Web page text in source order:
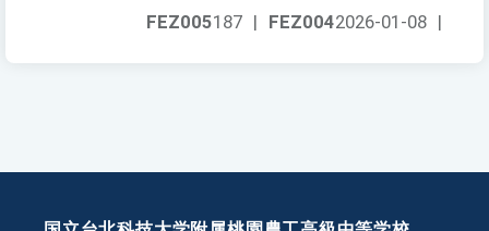
FEZ0042026-01-08 |
FEZ005187 |